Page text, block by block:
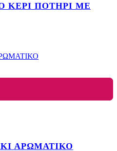
ΚΕΡΙ ΠΟΤΗΡΙ ΜΕ
ΑΡΩΜΑΤΙΚΟ